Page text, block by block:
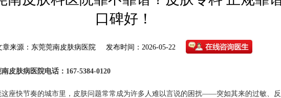
口碑好！
章来源：东莞莞南皮肤病医院 发布时间：2026-05-22
皮肤病医院电话：167-5384-0120
这座快节奏的城市里，皮肤问题常常成为许多人难以言说的困扰——突如其来的过敏、反